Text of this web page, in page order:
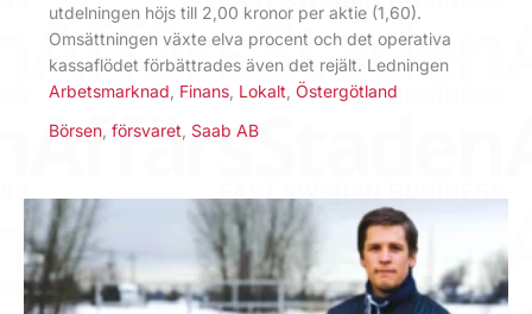
utdelningen höjs till 2,00 kronor per aktie (1,60).
Omsättningen växte elva procent och det operativa
kassaflödet förbättrades även det rejält. Ledningen
Arbetsmarknad Finans Lokalt Östergötland
Börsen försvaret Saab AB